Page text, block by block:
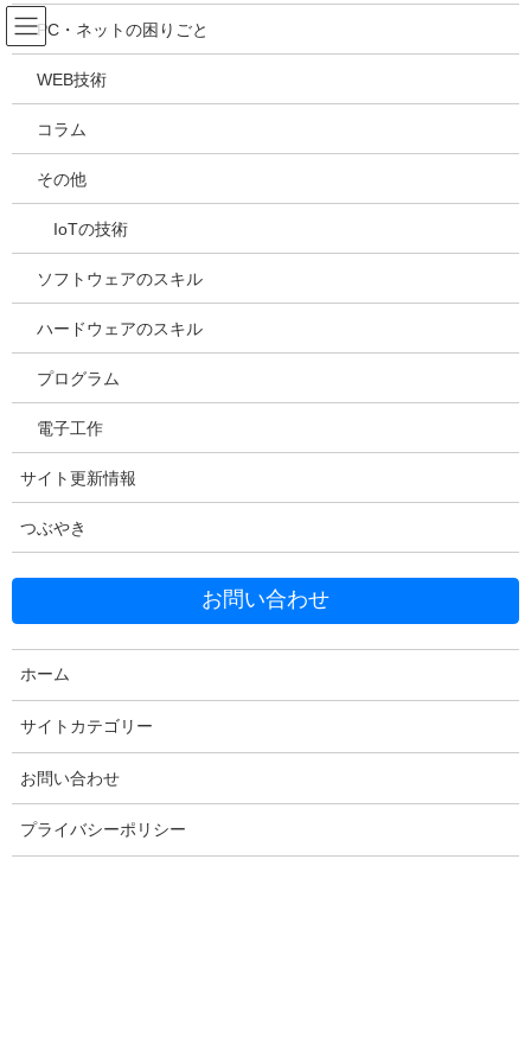
コ
ン
テ
ツ
ス
ッ
ナ
ビ
ゲ
シ
ン
移
吉川万能ＩＴ研究所
メディア
HOME
2022年10月2日
20221002215805
Threads
Copy
コメントを残す
PC・ネットの困りごと
WEB技術
コラム
その他
IoTの技術
ソフトウェアのスキル
ハードウェアのスキル
プログラム
電子工作
サイト更新情報
つぶやき
お問い合わせ
ホーム
サイトカテゴリー
お問い合わせ
プライバシーポリシー